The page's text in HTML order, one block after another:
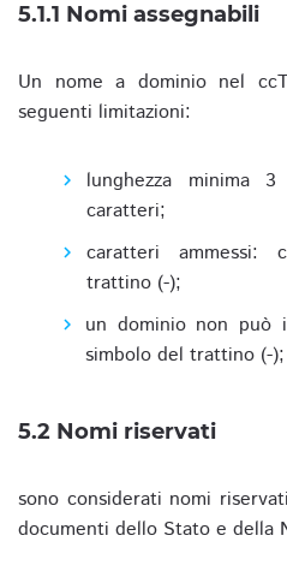
5.1.1 Nomi assegnabili
Un nome a dominio nel
seguenti limitazioni:
lunghezza minima
caratteri;
caratteri ammessi:
trattino (-);
un dominio non può
simbolo del trattino (-);
5.2 Nomi riservati
sono considerati nomi
documenti dello Stato e della